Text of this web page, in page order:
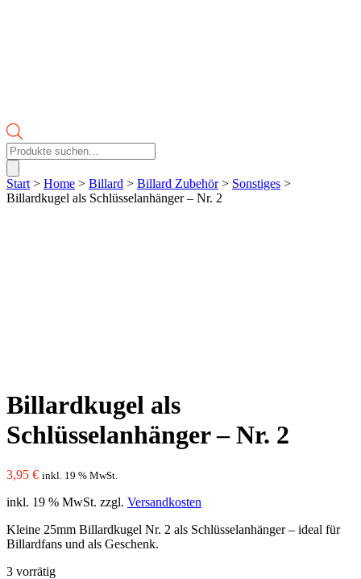
Products
search
Start > Home > Billard > Billard Zubehör> Sonstiges >
Billardkugel als Schlüsselanhänger – Nr. 2
Billardkugel als
Schlüsselanhänger – Nr. 2
3,95 € inkl. 19 % MwSt.
inkl. 19 % MwSt. zzgl. Versandkosten
Kleine 25mm Billardkugel Nr. 2 als Schlüsselanhänger – ideal für
Billardfans und als Geschenk.
3 vorrätig